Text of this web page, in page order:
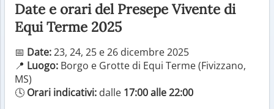
Date e orari del Presepe Vivente di
Equi Terme 2025
📅 Date:23, 24, 25 e 26 dicembre 2025
📍 Luogo: Borgo e Grotte di Equi Terme (Fivizzano,
MS)
🕓 Orari indicativi: dalle 17:00 alle 22:00